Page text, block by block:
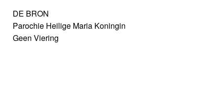
DE BRON
Parochie Heilige Maria Koningin
Geen Viering